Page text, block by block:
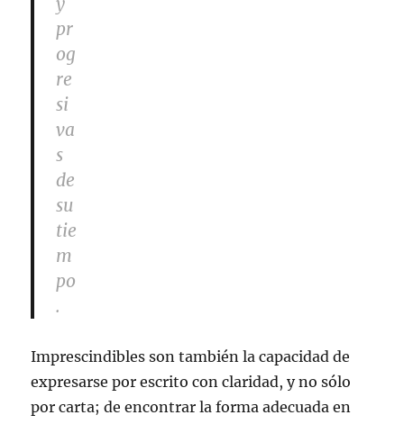
pr
og
re
si
va
s
de
su
tie
m
po
.
Imprescindibles son también la capacidad de
expresarse por escrito con claridad, y no sólo
por carta; de encontrar la forma adecuada en